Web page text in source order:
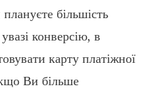
більшість
конверсію, в
карту платіжної
Ви більше